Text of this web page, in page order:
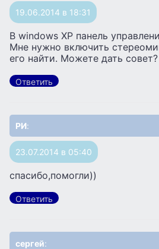
19.06.2014 в 18:31
В windows XP панель
Мне нужно включить
его найти. Можете дать совет?
Ответить
РИ:
23.07.2014 в 05:40
спасибо,помогли))
Ответить
сергей: